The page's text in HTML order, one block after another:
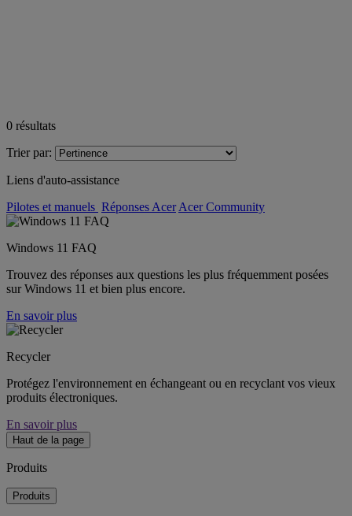
0 résultats
Trier par:
Liens d'auto-assistance
Pilotes et manuels Réponses Acer Acer Community
Windows 11 FAQ
Trouvez des réponses aux questions les plus fréquemment posées
sur Windows 11 et bien plus encore.
En savoir plus
Recycler
Protégez l'environnement en échangeant ou en recyclant vos vieux
produits électroniques.
En savoir plus
Haut de la page
Produits
Produits